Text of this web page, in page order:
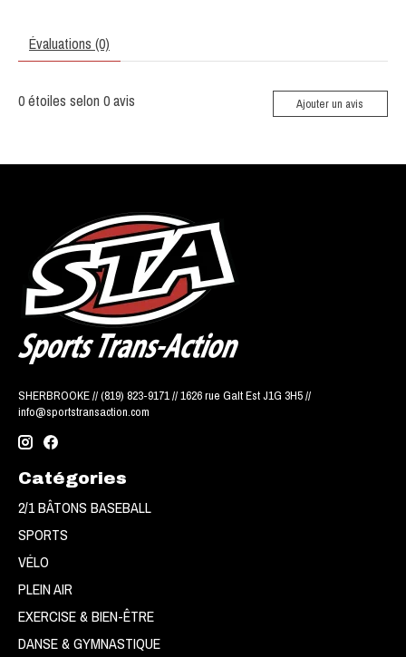
Évaluations (0)
0étoiles selon 0avis Ajouter un avis
SHERBROOKE // (819) 823-9171 // 1626 rue Galt Est J1G 3H5 //
info@sportstransaction.com
Catégories
2/1 BÂTONS BASEBALL
SPORTS
VÉLO
PLEIN AIR
EXERCISE & BIEN-ÊTRE
DANSE & GYMNASTIQUE